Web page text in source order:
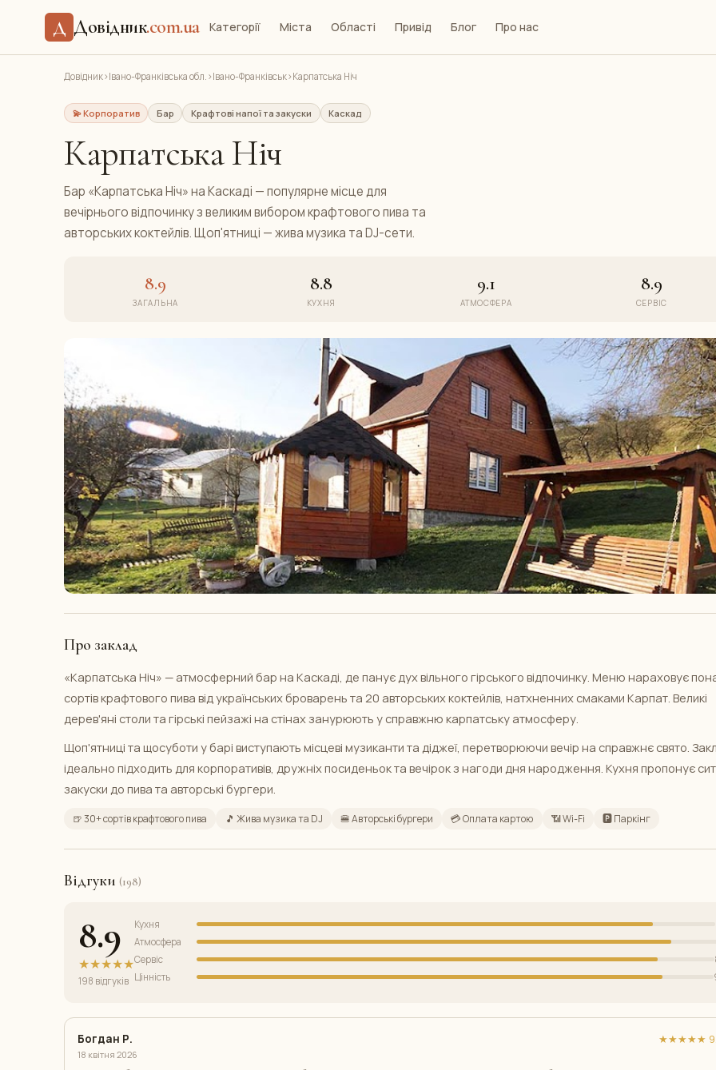
Д Довідник.com.ua Категорії Міста Області Привід Блог Про нас
Довідник›Івано-Франківська обл.›Івано-Франківськ›Карпатська Ніч
💫 Корпоратив Бар Крафтові напої та закуски Каскад
Карпатська Ніч
Бар «Карпатська Ніч» на Каскаді — популярне місце для
вечірнього відпочинку з великим вибором крафтового пива та
авторських коктейлів. Щоп'ятниці — жива музика та DJ-сети.
8.9
ЗАГАЛЬНА
8.8
КУХНЯ
9.1
АТМОСФЕРА
8.9
СЕРВІС
Про заклад
«Карпатська Ніч» — атмосферний бар на Каскаді, де панує дух вільного гірського відпочинку. Меню нараховує
сортів крафтового пива від українських броварень та 20 авторських коктейлів, натхненних смаками Карпат. Великі
дерев'яні столи та гірські пейзажі на стінах занурюють у справжню карпатську атмосферу.
Щоп'ятниці та щосуботи у барі виступають місцеві музиканти та діджеї, перетворюючи вечір на справжнє свято.
ідеально підходить для корпоративів, дружніх посиденьок та вечірок з нагоди дня народження. Кухня пропонує
закуски до пива та авторські бургери.
🍺 30+ сортів крафтового пива 🎵 Жива музика та DJ 🍔 Авторські бургери 💳 Оплата картою 📶 Wi-Fi 🅿️ Паркінг
Відгуки (198)
8.9
★★★★★
198 відгуків
Кухня
Атмосфера
Сервіс
Цінність
Богдан Р.
18 квітня 2026
★★★★★ 9/